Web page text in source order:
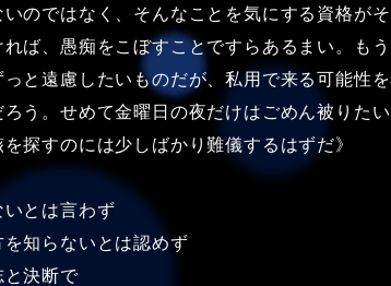
のではなく、そんなことを気にする資格が
ば、愚痴をこぼすことですらあるまい。も
っと遠慮したいものだが、私用で来る可能性
う。せめて金曜日の夜だけはごめん被りた
探すのには少しばかり難儀するはずだ》
いとは言わず
を知らないとは認めず
と決断で